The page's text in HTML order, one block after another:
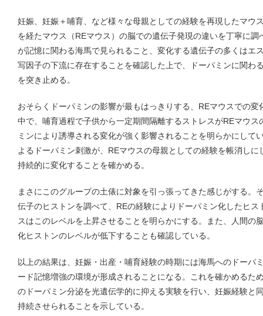
妊娠、妊娠＋哺育、など様々な母親としての経験を再現したマウ
を経たマウス（REマウス）の脳での遺伝子発現の違いを丁寧に
が記憶に関わる海馬で見られること、変化する遺伝子の多くはエ
写因子の下流に存在することを確認した上で、ドーパミンに関わ
を突き止める。
おそらくドーパミンの影響が最もはっきりする、REマウスでの
中で、哺育過程で子供から一定期間隔離するストレスがREマウ
ミンにより誘導される変化が強く影響されることを明らかにして
よるドーパミン刺激が、REマウスの母親としての経験を帳消し
持続的に変化することを確かめる。
まさにこのグループの土俵に対象を引っ張ってきた感じがする。
伝子のヒストンを調べて、REの経験によりドーパミン化したヒ
スはこのレベルを上昇させることを明らかにする。また、人間の
化ヒストンのレベルが低下することも確認している。
以上の結果は、妊娠・出産・哺育経験の時期には海馬へのドーパ
ード記憶増強の環境が形成されることになる。これを確かめるた
のドーパミン分泌を光遺伝学的に抑える実験を行い、妊娠経験と
持続させられることを示している。